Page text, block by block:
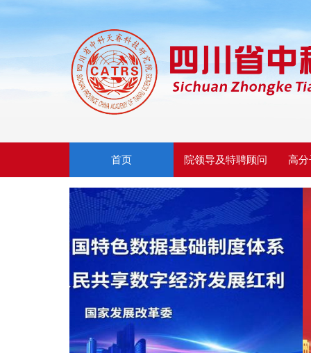
首页 院领导及特聘顾问 高